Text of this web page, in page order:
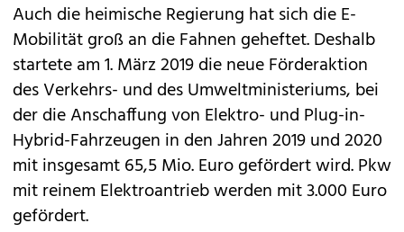
Auch die heimische Regierung hat sich die E-
Mobilität groß an die Fahnen geheftet. Deshalb
startete am 1. März 2019 die neue Förderaktion
des Verkehrs- und des Umweltministeriums, bei
der die Anschaffung von Elektro- und Plug-in-
Hybrid-Fahrzeugen in den Jahren 2019 und 2020
mit insgesamt 65,5 Mio. Euro gefördert wird. Pkw
mit reinem Elektroantrieb werden mit 3.000 Euro
gefördert.